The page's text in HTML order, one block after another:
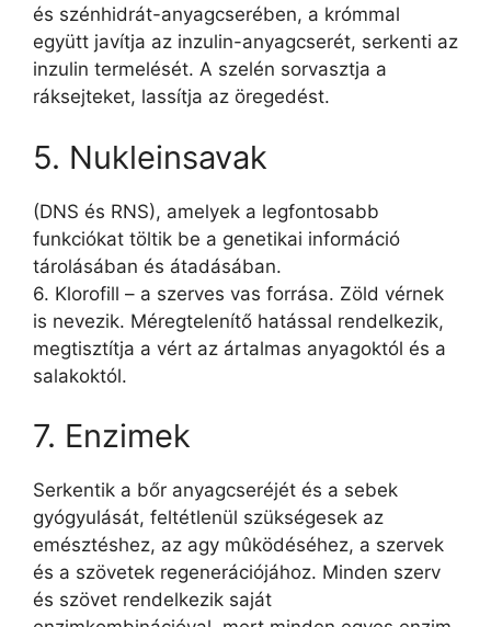
és szénhidrát-anyagcserében, a krómmal
együtt javítja az inzulin-anyagcserét, serkenti az
inzulin termelését. A szelén sorvasztja a
ráksejteket, lassítja az öregedést.
5. Nukleinsavak
(DNS és RNS), amelyek a legfontosabb
funkciókat töltik be a genetikai információ
tárolásában és átadásában.
6. Klorofill – a szerves vas forrása. Zöld vérnek
is nevezik. Méregtelenítő hatással rendelkezik,
megtisztítja a vért az ártalmas anyagoktól és a
salakoktól.
7. Enzimek
Serkentik a bőr anyagcseréjét és a sebek
gyógyulását, feltétlenül szükségesek az
emésztéshez, az agy mûködéséhez, a szervek
és a szövetek regenerációjához. Minden szerv
és szövet rendelkezik saját